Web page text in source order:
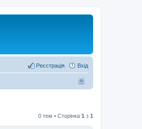
Вхід
Реєстрація
0 тем • Сторінка 1 з 1